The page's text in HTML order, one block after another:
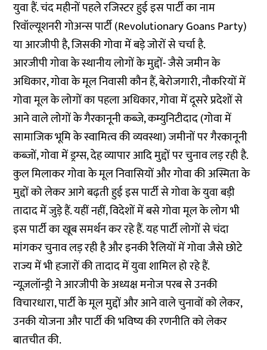
युवा हैं. चंद महीनों पहले रजिस्टर हुई इस पार्टी का नाम
रिवॉल्यूशनरी गोअन्स पार्टी (Revolutionary Goans Party)
या आरजीपी है, जिसकी गोवा में बड़े जोरों से चर्चा है.
आरजीपी गोवा के स्थानीय लोगों के मुद्दों- जैसे जमीन के
अधिकार, गोवा के मूल निवासी कौन हैं, बेरोजगारी, नौकरियों में
गोवा मूल के लोगों का पहला अधिकार, गोवा में दूसरे प्रदेशों से
आने वाले लोगों के गैरकानूनी कब्जे, कम्युनिटीदाद (गोवा में
सामाजिक भूमि के स्वामित्व की व्यवस्था) जमीनों पर गैरकानूनी
कब्जों, गोवा में ड्रग्स, देह व्यापार आदि मुद्दों पर चुनाव लड़ रही है.
कुल मिलाकर गोवा के मूल निवासियों और गोवा की अस्मिता के
मुद्दों को लेकर आगे बढ़ती हुई इस पार्टी से गोवा के युवा बड़ी
तादाद में जुड़े हैं. यहीं नहीं, विदेशों में बसे गोवा मूल के लोग भी
इस पार्टी का खूब समर्थन कर रहे हैं. यह पार्टी लोगों से चंदा
मांगकर चुनाव लड़ रही है और इनकी रैलियों में गोवा जैसे छोटे
राज्य में भी हजारों की तादाद में युवा शामिल हो रहे हैं.
न्यूज़लॉन्ड्री ने आरजीपी के अध्यक्ष मनोज परब से उनकी
विचारधारा, पार्टी के मूल मुद्दों और आने वाले चुनावों को लेकर,
उनकी योजना और पार्टी की भविष्य की रणनीति को लेकर
बातचीत की.